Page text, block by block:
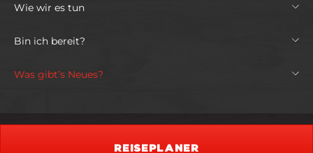
Wie wir es tun
Bin ich bereit?
Was gibt’s Neues?
REISEPLANER